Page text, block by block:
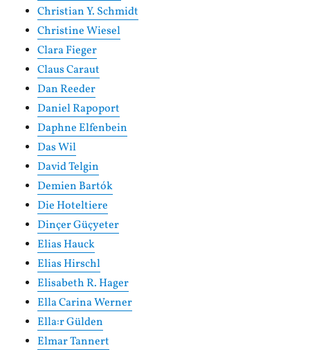
Christian Y. Schmidt
Christine Wiesel
Clara Fieger
Claus Caraut
Dan Reeder
Daniel Rapoport
Daphne Elfenbein
Das Wil
David Telgin
Demien Bartók
Die Hoteltiere
Dinçer Güçyeter
Elias Hauck
Elias Hirschl
Elisabeth R. Hager
Ella Carina Werner
Ella:r Gülden
Elmar Tannert